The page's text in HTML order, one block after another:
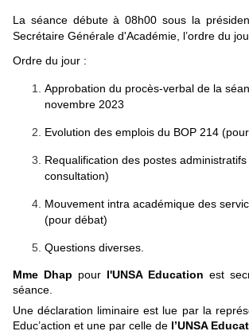
La séance débute à 08h00 sous la
Secrétaire Générale d'Académie, l’ordre du
Ordre du jour :
Approbation du procès-verbal de la
novembre 2023
Evolution des emplois du BOP 214
Requalification des postes
consultation)
Mouvement intra académique des
(pour débat)
Questions diverses.
Mme Dhap pour l'UNSA Education est
séance.
Une déclaration liminaire est lue par la
Educ’action et une par celle de l’UNSA